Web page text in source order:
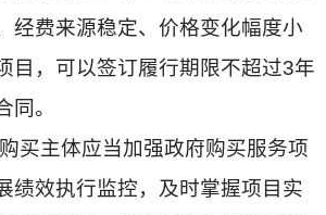
经费来源稳定、价格变化幅度小
目，可以签订履行期限不超过3年
同。
主体应当加强政府购买服务项
绩效执行监控，及时掌握项目实